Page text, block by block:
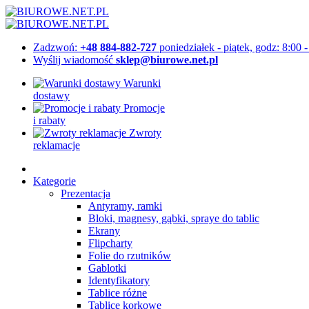
Zadzwoń: +48 884-882-727 poniedziałek - piątek, godz: 8:00
Wyślij wiadomość sklep@biurowe.net.pl
Warunki
dostawy
Promocje
i rabaty
Zwroty
reklamacje
Kategorie
Prezentacja
Antyramy, ramki
Bloki, magnesy, gąbki, spraye do tablic
Ekrany
Flipcharty
Folie do rzutników
Gablotki
Identyfikatory
Tablice różne
Tablice korkowe